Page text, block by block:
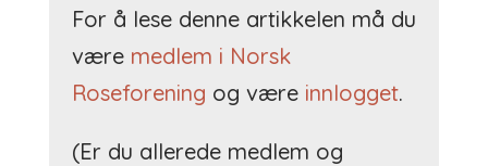
For å lese denne artikkelen må du
være medlem i Norsk
Roseforening og være innlogget.
(Er du allerede medlem og